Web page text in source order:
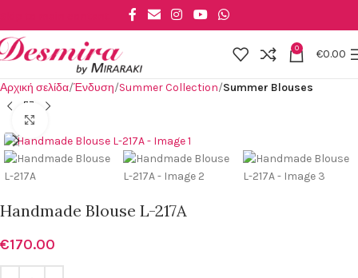
0 €0.00
Αρχική σελίδα Ένδυση Summer Collection Summer Blouses
Handmade Blouse L-217A
€170.00